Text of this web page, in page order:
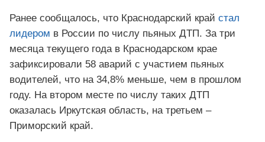
Ранее сообщалось, что Краснодарский край стал
лидером в России по числу пьяных ДТП. За три
месяца текущего года в Краснодарском крае
зафиксировали 58 аварий с участием пьяных
водителей, что на 34,8% меньше, чем в прошлом
году. На втором месте по числу таких ДТП
оказалась Иркутская область, на третьем –
Приморский край.